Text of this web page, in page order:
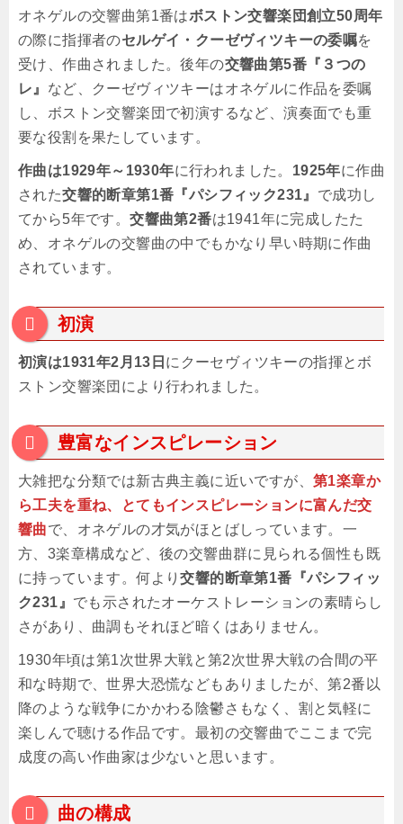
オネゲルの交響曲第1番はボストン交響楽団創立50周年
の際に指揮者のセルゲイ・クーゼヴィツキーの委嘱を
受け、作曲されました。後年の交響曲第5番『３つの
レ』 など、クーゼヴィツキーはオネゲルに作品を委嘱
し、ボストン交響楽団で初演するなど、演奏面でも重
要な役割を果たしています。
作曲は1929年～1930年に行われました。 1925年に作曲
された交響的断章第1番『パシフィック231』 で成功し
てから5年です。交響曲第2番は1941年に完成したた
め、オネゲルの交響曲の中でもかなり早い時期に作曲
されています。
初演
初演は1931年2月13日 にクーセヴィツキーの指揮とボ
ストン交響楽団により行われました。
豊富なインスピレーション
大雑把な分類では新古典主義に近いですが、 第1楽章か
ら工夫を重ね、とてもインスピレーションに富んだ交
響曲で、オネゲルの才気がほとばしっています。一
方、3楽章構成など、後の交響曲群に見られる個性も既
に持っています。何より交響的断章第1番『パシフィッ
ク231』 でも示されたオーケストレーションの素晴らし
さがあり、曲調もそれほど暗くはありません。
1930年頃は第1次世界大戦と第2次世界大戦の合間の平
和な時期で、世界大恐慌などもありましたが、第2番以
降のような戦争にかかわる陰鬱さもなく、割と気軽に
楽しんで聴ける作品です。最初の交響曲でここまで完
成度の高い作曲家は少ないと思います。
曲の構成